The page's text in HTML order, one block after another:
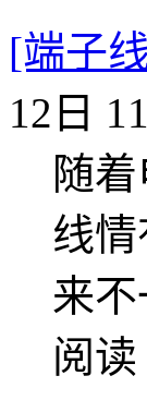
[端子
12日
随
线
来
阅读